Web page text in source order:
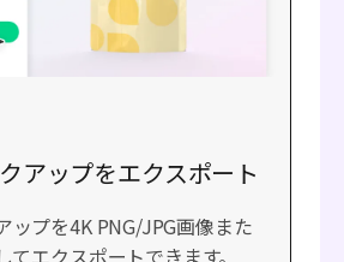
アップをエクスポート
ップを4K PNG/JPG画像また
てエクスポートできます。